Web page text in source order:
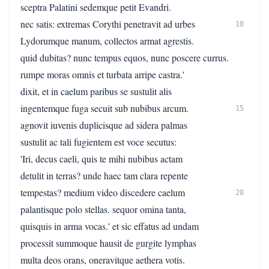
sceptra Palatini sedemque petit Evandri.
nec satis: extremas Corythi penetravit ad urbes
10
Lydorumque manum, collectos armat agrestis.
quid dubitas? nunc tempus equos, nunc poscere currus.
rumpe moras omnis et turbata arripe castra.'
dixit, et in caelum paribus se sustulit alis
ingentemque fuga secuit sub nubibus arcum.
15
agnovit iuvenis duplicisque ad sidera palmas
sustulit ac tali fugientem est voce secutus:
'Iri, decus caeli, quis te mihi nubibus actam
detulit in terras? unde haec tam clara repente
tempestas? medium video discedere caelum
20
palantisque polo stellas. sequor omina tanta,
quisquis in arma vocas.' et sic effatus ad undam
processit summoque hausit de gurgite lymphas
multa deos orans, oneravitque aethera votis.